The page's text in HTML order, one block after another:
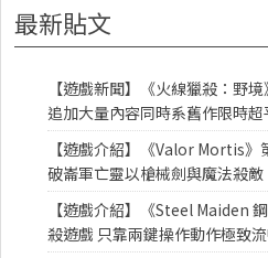
最新貼文
【遊戲新聞】《火線獵殺：野
追加大量內容同時系舊作限時超
【遊戲介紹】《Valor Mortis
破崙軍亡靈以槍械劍與魔法殺敵
【遊戲介紹】《Steel Maiden
殺遊戲 只靠兩鍵操作動作極致